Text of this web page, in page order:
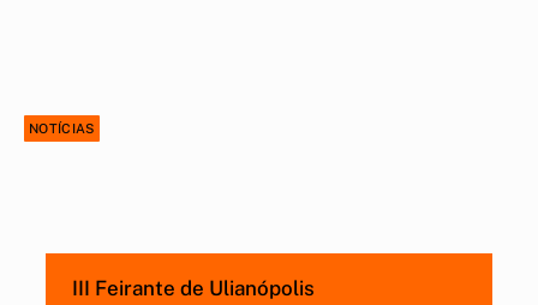
NOTÍCIAS
III Feirante de Ulianópolis